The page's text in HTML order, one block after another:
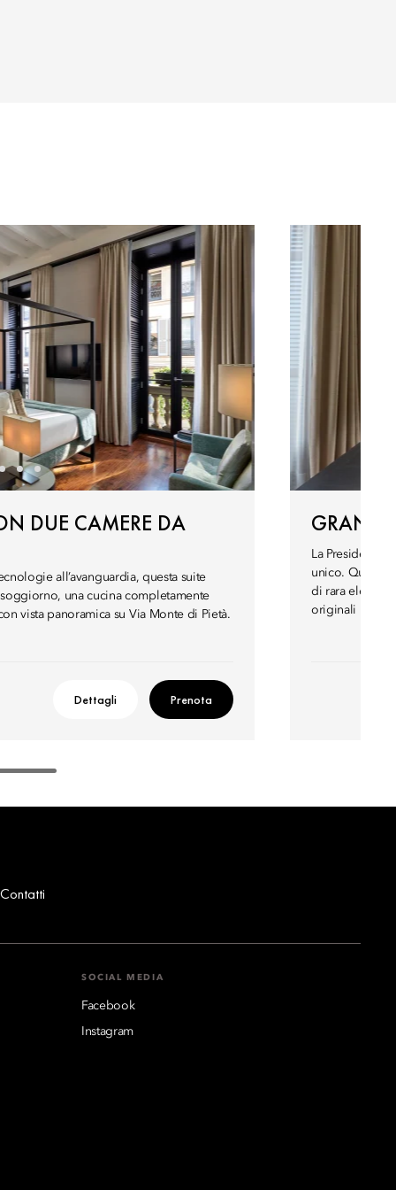
DUE CAMERE DA
all’avanguardia, questa suite
una cucina completamente
vista panoramica su Via Monte di Pietà.
Dettagli Prenota
GRAND
La Presidential
unico. Questa
di rara
originali
Contatti
SOCIAL MEDIA
Facebook
Instagram